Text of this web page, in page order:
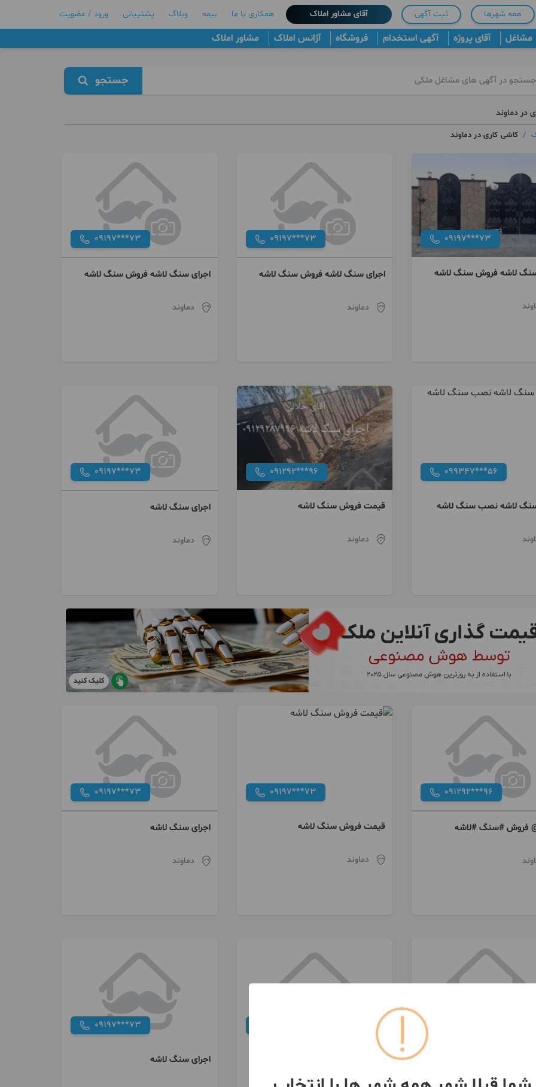
همه شهرها ثبت آگهی آقای مشاور املاک همکاری با ما بیمه وبلاگ پشتیبانی ورود / عضویت
مشاغل آقای پروژه آگهی استخدام فروشگاه آژانس املاک مشاور املاک
جستجو
در دماوند
/ کاشی کاری در دماوند
09197***73
سنگ لاشه فروش سنگ لاشه
09197***73
اجرای سنگ لاشه فروش سنگ لاشه
دماوند
09197***73
اجرای سنگ لاشه فروش سنگ لاشه
دماوند
099347***56
سنگ لاشه نصب سنگ لاشه
091292***96
قیمت فروش سنگ لاشه
دماوند
09197***73
اجرای سنگ لاشه
دماوند
کلیک کنید
091292***96
فروش #سنگ #لاشه
09197***73
قیمت فروش سنگ لاشه
دماوند
09197***73
اجرای سنگ لاشه
دماوند
لاشه مالون دماوند
09197***73
اجرای سنگ لاشه